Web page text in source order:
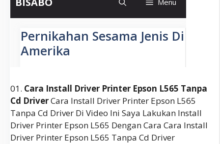
01. Cara Install Driver Printer Epson L565 Tanpa
Cd DriverCara Install Driver Printer Epson L565
Tanpa Cd Driver Di Video Ini Saya Lakukan Install
Driver Printer Epson L565 Dengan Cara Cara Install
Driver Printer Epson L565 Tanpa Cd Driver